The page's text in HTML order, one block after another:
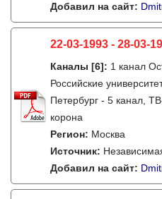
Добавил на сайт:
22-03-1993 - 28-03-
Каналы [6]: 1 канал
Российские
Петербург - 5 канал,
корона
Регион: Москва
Источник:
Добавил на сайт: